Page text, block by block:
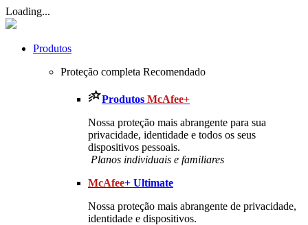
Loading...
Produtos
Proteção completa Recomendado
Produtos McAfee+
Nossa proteção mais abrangente para sua
privacidade, identidade e todos os seus
dispositivos pessoais.
​ Planos individuais e familiares
McAfee+ Ultimate
Nossa proteção mais abrangente de privacidade,
identidade e dispositivos.